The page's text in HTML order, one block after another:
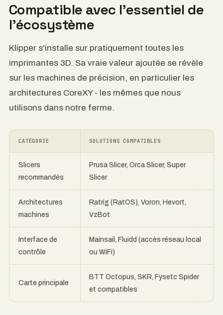
Compatible avec l'essentiel de
l'écosystème
Klipper s'installe sur pratiquement toutes les
imprimantes 3D. Sa vraie valeur ajoutée se révèle
sur les machines de précision, en particulier les
architectures CoreXY - les mêmes que nous
utilisons dans notre ferme.
CATÉGORIE SOLUTIONS COMPATIBLES
Slicers
recommandés
Prusa Slicer, Orca Slicer, Super
Slicer
Architectures
machines
Ratrig (RatOS), Voron, Hevort,
VzBot
Interface de
contrôle
Mainsail, Fluidd (accès réseau local
ou WiFi)
Carte principale
BTT Octopus, SKR, Fysetc Spider
et compatibles